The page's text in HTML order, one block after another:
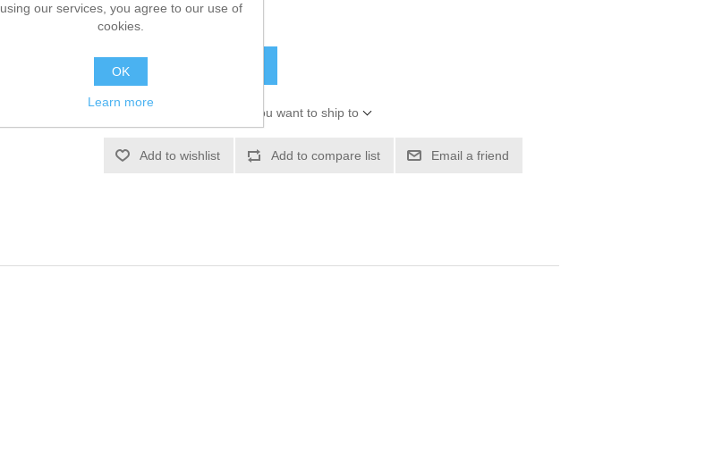
€ 6.00 incl tax
Please select the address you want to ship to
Add to wishlist Add to compare list Email a friend
using our services, you agree to our use of
cookies.
OK
Learn more